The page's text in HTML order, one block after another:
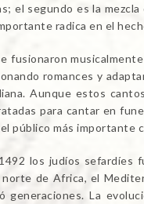
el segundo es la
radica en el
fusionaron
romances y
Aunque estos
para cantar en
público más importante
los judíos sefardíes
de Africa, el
generaciones. La